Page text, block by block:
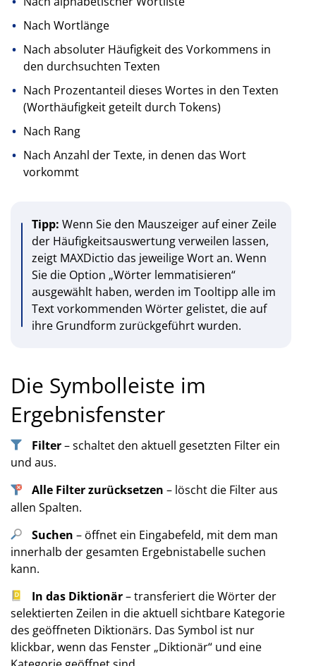
Nach Wortlänge
Nach absoluter Häufigkeit des Vorkommens in
den durchsuchten Texten
Nach Prozentanteil dieses Wortes in den Texten
(Worthäufigkeit geteilt durch Tokens)
Nach Rang
Nach Anzahl der Texte, in denen das Wort
vorkommt
Tipp: Wenn Sie den Mauszeiger auf einer Zeile
der Häufigkeitsauswertung verweilen lassen,
zeigt MAXDictio das jeweilige Wort an. Wenn
Sie die Option „Wörter lemmatisieren“
ausgewählt haben, werden im Tooltipp alle im
Text vorkommenden Wörter gelistet, die auf
ihre Grundform zurückgeführt wurden.
Die Symbolleiste im
Ergebnisfenster
Filter– schaltet den aktuell gesetzten Filter ein
und aus.
Alle Filter zurücksetzen – löscht die Filter aus
allen Spalten.
Suchen – öffnet ein Eingabefeld, mit dem man
innerhalb der gesamten Ergebnistabelle suchen
kann.
In das Diktionär– transferiert die Wörter der
selektierten Zeilen in die aktuell sichtbare Kategorie
des geöffneten Diktionärs. Das Symbol ist nur
klickbar, wenn das Fenster „Diktionär“ und eine